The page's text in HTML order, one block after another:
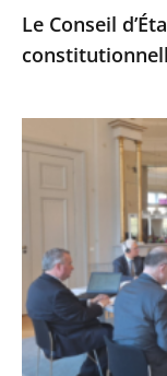
Kosovo
Le Conseil
franco-